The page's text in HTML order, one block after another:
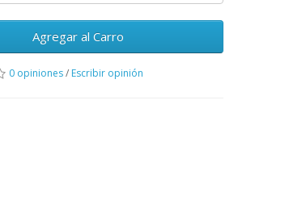
Agregar al Carro
0 opiniones/ Escribir opinión